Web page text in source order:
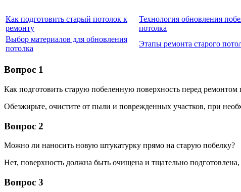
Как подготовить старый потолок к
ремонту
Технология обновления
потолка
Выбор материалов для обновления
потолка
Этапы ремонта старого
Вопрос 1
Как подготовить старую побеленную поверхность перед ремонтом
Обезжирьте, очистите от пыли и поврежденных участков, при
Вопрос 2
Можно ли наносить новую штукатурку прямо на старую побелку?
Нет, поверхность должна быть очищена и тщательно
Вопрос 3